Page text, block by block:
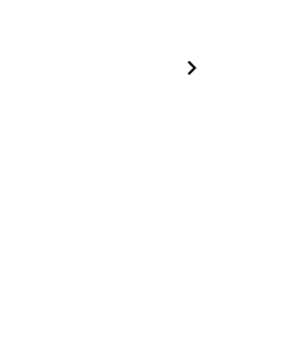
keyboard_arrow_right